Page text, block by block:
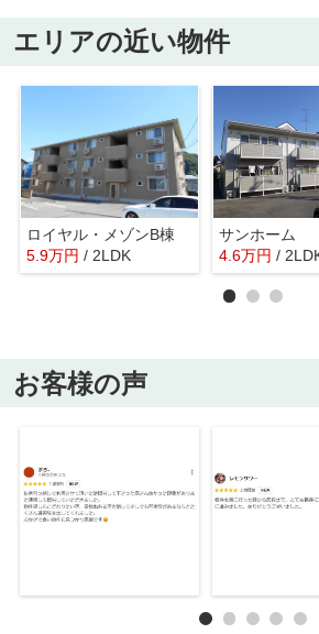
エリアの近い物件
ロイヤル・メゾンB棟
5.9万円 / 2LDK
サンホーム
4.6万円 /
お客様の声